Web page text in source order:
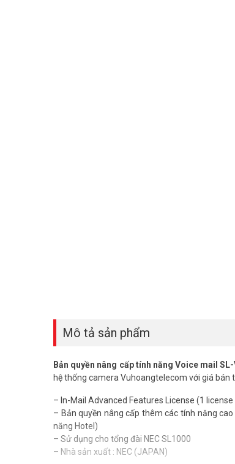
Mô tả sản phẩm
Bản quyền nâng cấp tính năng Voice mail SL-
hệ thống camera Vuhoangtelecom với giá bán
– In-Mail Advanced Features License (1
– Bản quyền nâng cấp thêm các tính năng
năng Hotel)
– Sử dụng cho tổng đài NEC SL1000
– Nhà sản xuất : NEC (JAPAN)